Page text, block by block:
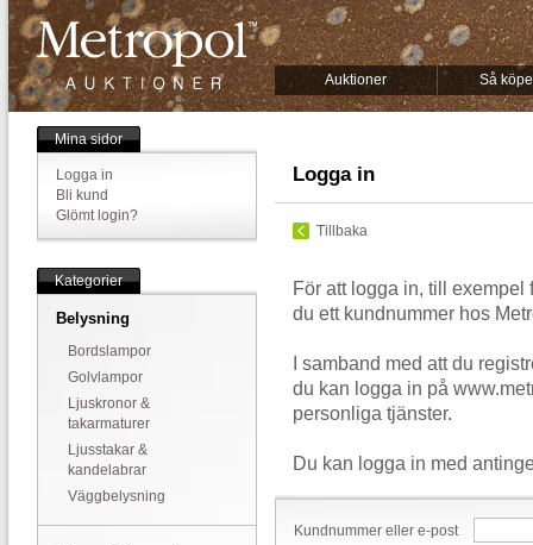
Auktioner Så
Mina sidor
Logga in
Bli kund
Glömt login?
Kategorier
Belysning
Bordslampor
Golvlampor
Ljuskronor &
takarmaturer
Ljusstakar &
kandelabrar
Väggbelysning
Logga in
Tillbaka
För att logga in, till exempel
du ett kundnummer hos
I samband med att du
du kan logga in på
personliga tjänster.
Du kan logga in med
Kundnummer eller e-post